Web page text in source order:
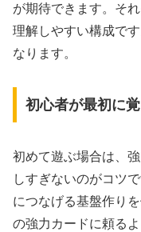
が期待できます。そ
理解しやすい構成で
なります。
初心者が最初に
初めて遊ぶ場合は、
しすぎないのがコツ
につなげる基盤作り
の強力カードに頼る